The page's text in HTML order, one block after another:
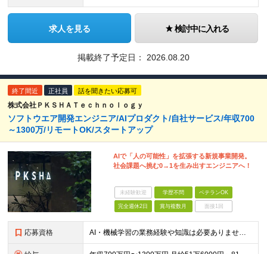
求人を見る 検討中に入れる
掲載終了予定日： 2026.08.20
終了間近 正社員 話を聞きたい応募可
株式会社ＰＫＳＨＡＴｅｃｈｎｏｌｏｇｙ
ソフトウエア開発エンジニア/AIプロダクト/自社サービス/年収700
～1300万/リモートOK/スタートアップ
AIで「人の可能性」を拡張する新規事業開発。
社会課題へ挑む0→1を生み出すエンジニアへ！
未経験歓迎 学歴不問 ベテランOK
完全週休2日 賞与複数月 面接1回
応募資格 AI・機械学習の業務経験や知識は必要ありません！新しい領域に興味をもってキャッチアップしていける方は大歓迎です。 ★Webアプリケーション開発経験2年以上(言語は不問です！) ★プロダクトの運用経験